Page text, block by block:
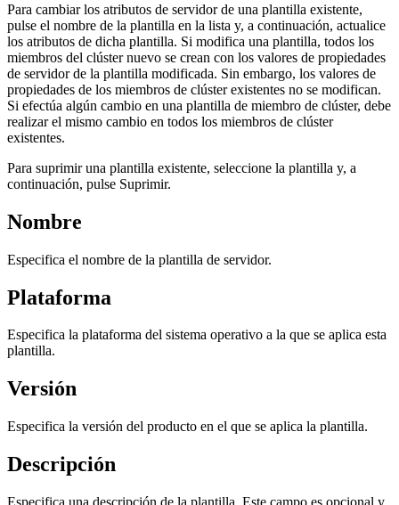
Para cambiar los atributos de servidor de una plantilla existente,
pulse el nombre de la plantilla en la lista y, a continuación, actualice
los atributos de dicha plantilla. Si modifica una plantilla, todos los
miembros del clúster nuevo se crean con los valores de propiedades
de servidor de la plantilla modificada. Sin embargo, los valores de
propiedades de los miembros de clúster existentes no se modifican.
Si efectúa algún cambio en una plantilla de miembro de clúster, debe
realizar el mismo cambio en todos los miembros de clúster
existentes.
Para suprimir una plantilla existente, seleccione la plantilla y, a
continuación, pulse Suprimir.
Nombre
Especifica el nombre de la plantilla de servidor.
Plataforma
Especifica la plataforma del sistema operativo a la que se aplica esta
plantilla.
Versión
Especifica la versión del producto en el que se aplica la plantilla.
Descripción
Especifica una descripción de la plantilla. Este campo es opcional y